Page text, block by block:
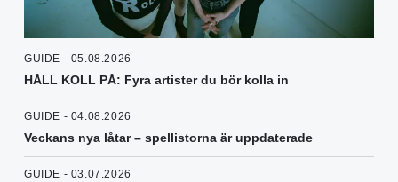
GUIDE - 05.08.2026
HÅLL KOLL PÅ: Fyra artister du bör kolla in
GUIDE - 04.08.2026
Veckans nya låtar – spellistorna är uppdaterade
GUIDE - 03.07.2026